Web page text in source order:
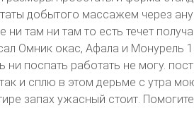
добытого массажем через
там ни там то есть течет
Омник окас, Афала и Монурель
ни поспать работать не могу.
и сплю в этом дерьме с утра
запах ужасный стоит.